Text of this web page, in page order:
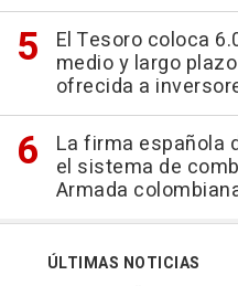
El Tesoro coloca
medio y largo
ofrecida a
La firma española
el sistema de
Armada
ÚLTIMAS NOTICIAS